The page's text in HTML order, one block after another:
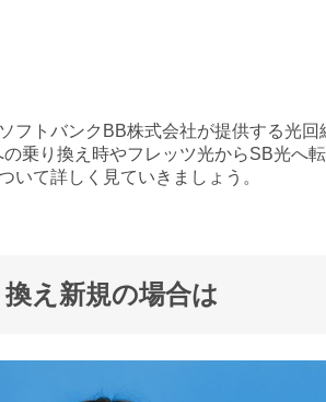
フトバンクBB株式会社が提供する光回
乗り換え時やフレッツ光からSB光へ
いて詳しく見ていきましょう。
え新規の場合は